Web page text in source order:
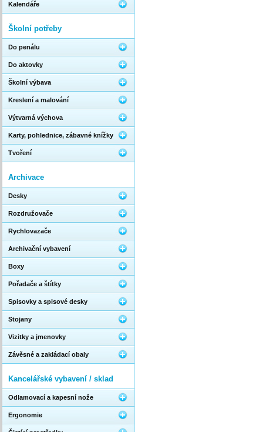
Kalendáře
Školní potřeby
Do penálu
Do aktovky
Školní výbava
Kreslení a malování
Výtvarná výchova
Karty, pohlednice, zábavné knížky
Tvoření
Archivace
Desky
Rozdružovače
Rychlovazače
Archivační vybavení
Boxy
Pořadače a štítky
Spisovky a spisové desky
Stojany
Vizitky a jmenovky
Závěsné a zakládací obaly
Kancelářské vybavení / sklad
Odlamovací a kapesní nože
Ergonomie